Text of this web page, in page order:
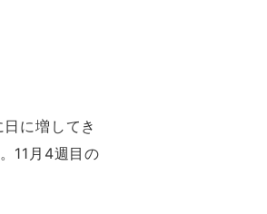
に増してき
11⽉4週目の